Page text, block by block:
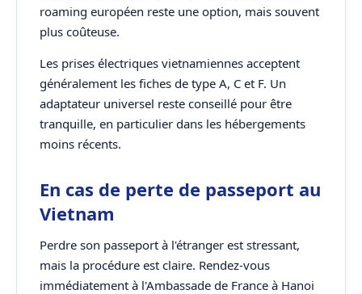
roaming européen reste une option, mais souvent
plus coûteuse.
Les prises électriques vietnamiennes acceptent
généralement les fiches de type A, C et F. Un
adaptateur universel reste conseillé pour être
tranquille, en particulier dans les hébergements
moins récents.
En cas de perte de passeport au
Vietnam
Perdre son passeport à l'étranger est stressant,
mais la procédure est claire. Rendez-vous
immédiatement à l'Ambassade de France à Hanoi